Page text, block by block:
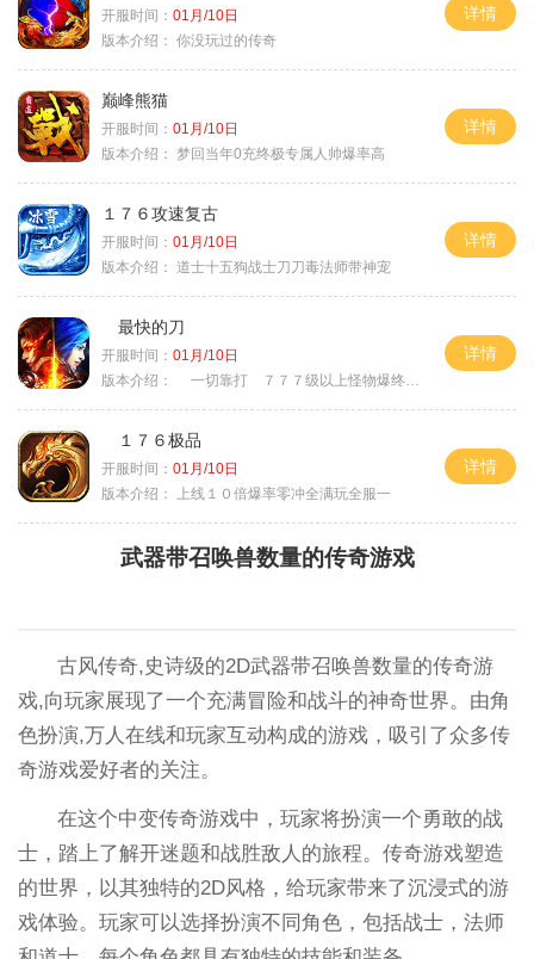
开服时间： 01月/10日
版本介绍： 你没玩过的传奇
详情
巅峰熊猫
开服时间： 01月/10日
版本介绍： 梦回当年0充终极专属人帅爆率高
详情
１７６攻速复古
开服时间： 01月/10日
版本介绍： 道士十五狗战士刀刀毒法师带神宠
详情
最快的刀
开服时间： 01月/10日
版本介绍：
一切靠打 ７７７级以上怪物爆终极
详情
１７６极品
开服时间： 01月/10日
版本介绍：
上线１０倍爆率零冲全满玩全服一
详情
武器带召唤兽数量的传奇游戏
古风传奇,史诗级的2D武器带召唤兽数量的传奇游
戏,向玩家展现了一个充满冒险和战斗的神奇世界。由角
色扮演,万人在线和玩家互动构成的游戏，吸引了众多传
奇游戏爱好者的关注。
在这个中变传奇游戏中，玩家将扮演一个勇敢的战
士，踏上了解开迷题和战胜敌人的旅程。传奇游戏塑造
的世界，以其独特的2D风格，给玩家带来了沉浸式的游
戏体验。玩家可以选择扮演不同角色，包括战士，法师